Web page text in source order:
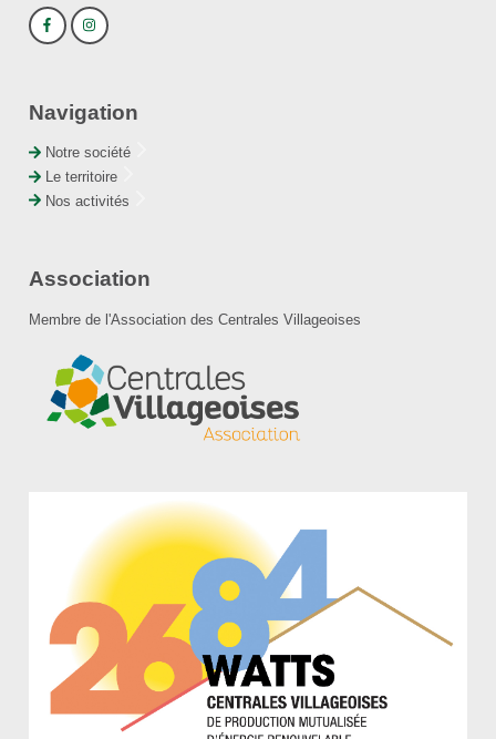
Navigation
Notre société
Le territoire
Nos activités
Association
Membre de l'Association des Centrales Villageoises